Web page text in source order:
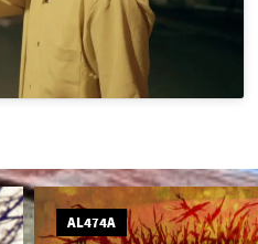
AL474A